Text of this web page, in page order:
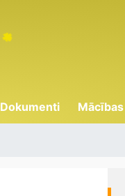
Dokumenti Mācības